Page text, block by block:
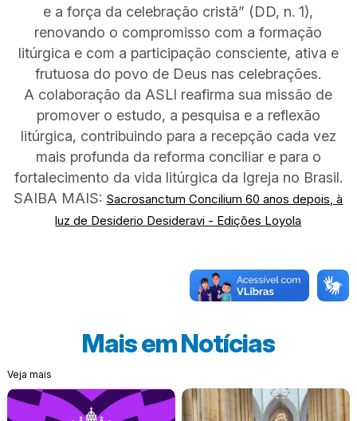
e a força da celebração cristã” (DD, n. 1),
renovando o compromisso com a formação
litúrgica e com a participação consciente, ativa e
frutuosa do povo de Deus nas celebrações.
A colaboração da ASLI reafirma sua missão de
promover o estudo, a pesquisa e a reflexão
litúrgica, contribuindo para a recepção cada vez
mais profunda da reforma conciliar e para o
fortalecimento da vida litúrgica da Igreja no Brasil.
SAIBA MAIS: Sacrosanctum Concilium 60 anos depois, à
luz de Desiderio Desideravi - Edições Loyola
Mais emNotícias
Veja mais